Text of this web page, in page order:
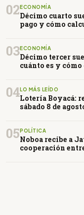
02ECONOMÍA
Décimo cuarto
pago y cómo
03ECONOMÍA
Décimo tercer
cuánto es y
04LO MÁS LEÍDO
Lotería Boyacá:
sábado 8 de
05POLÍTICA
Noboa recibe a
cooperación